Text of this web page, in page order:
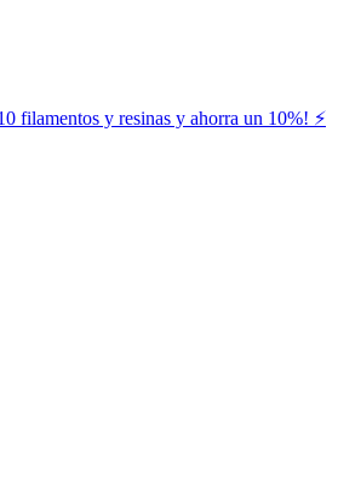
filamentos y resinas y ahorra un 10%! ⚡️